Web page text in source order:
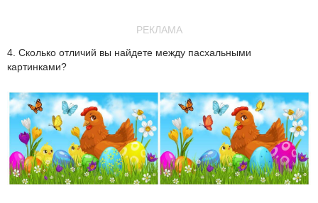
РЕКЛАМА
4. Сколько отличий вы найдете между пасхальными
картинками?